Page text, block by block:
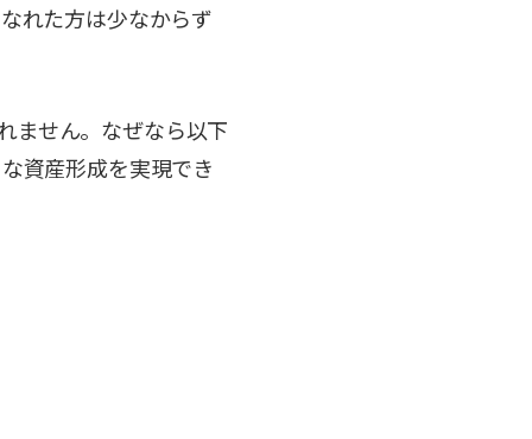
れた方は少なからず
ません。なぜなら以下
資産形成を実現でき